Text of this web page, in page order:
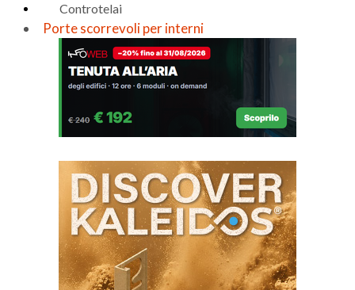
Controtelai
Porte scorrevoli per interni